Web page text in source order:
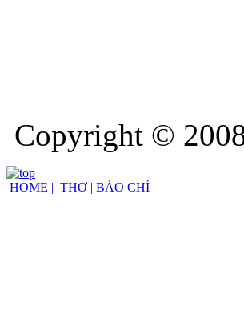
Copyright ©
HOME | THƠ | BÁO CHÍ